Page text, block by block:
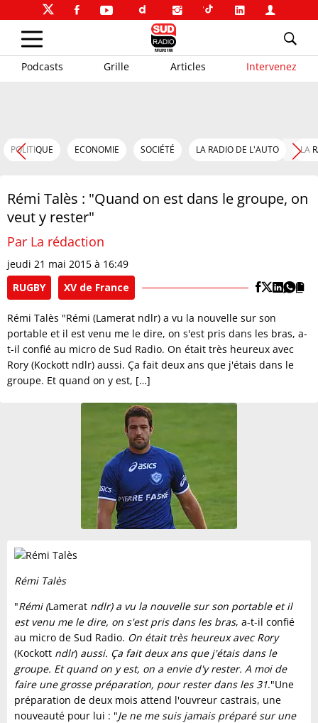
Podcasts Grille Articles Intervenez
POLITIQUE ECONOMIE SOCIÉTÉ LA RADIO DE L'AUTO LA
Rémi Talès : "Quand on est dans le groupe, on
veut y rester"
Par La rédaction
jeudi 21 mai 2015 à 16:49
RUGBY
XV de France
Rémi Talès "Rémi (Lamerat ndlr) a vu la nouvelle sur son
portable et il est venu me le dire, on s'est pris dans les bras, a-
t-il confié au micro de Sud Radio. On était très heureux avec
Rory (Kockott ndlr) aussi. Ça fait deux ans que j'étais dans le
groupe. Et quand on y est, […]
Rémi Talès
"Rémi (Lamerat ndlr) a vu la nouvelle sur son portable et il
est venu me le dire, on s'est pris dans les bras, a-t-il confié
au micro de Sud Radio. On était très heureux avec Rory
(Kockott ndlr) aussi. Ça fait deux ans que j'étais dans le
groupe. Et quand on y est, on a envie d'y rester. A moi de
faire une grosse préparation, pour rester dans les 31."Une
préparation de deux mois attend l'ouvreur castrais, une
nouveauté pour lui : "Je ne me suis jamais préparé sur une